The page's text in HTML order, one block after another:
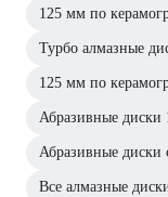
125 мм по
Турбо алмазные
125 мм по
Абразивные диски
Абразивные
Все алмазные